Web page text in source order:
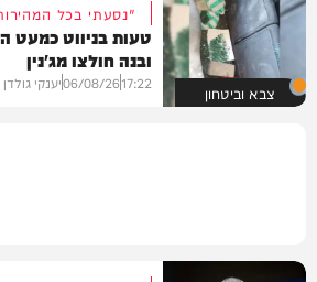
צבא וביטחון
"נסעתי בכל
טעות בניווט כמעט
ובנה חולצו מג'נין
17:22
06/08/26יענקי גולדן